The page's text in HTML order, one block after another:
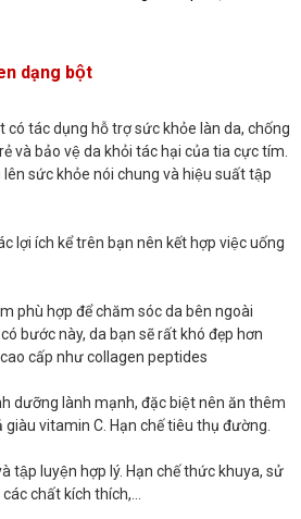
dạng bột
có tác dụng hỗ trợ sức khỏe làn da, chống
và bảo vệ da khỏi tác hại của tia cực tím.
sức khỏe nói chung và hiệu suất tập
lợi ích kể trên bạn nên kết hợp việc uống
phù hợp để chăm sóc da bên ngoài
bước này, da bạn sẽ rất khó đẹp hơn
cấp như collagen peptides
dưỡng lành mạnh, đặc biệt nên ăn thêm
vitamin C. Hạn chế tiêu thụ đường.
tập luyện hợp lý. Hạn chế thức khuya, sử
chất kích thích,...